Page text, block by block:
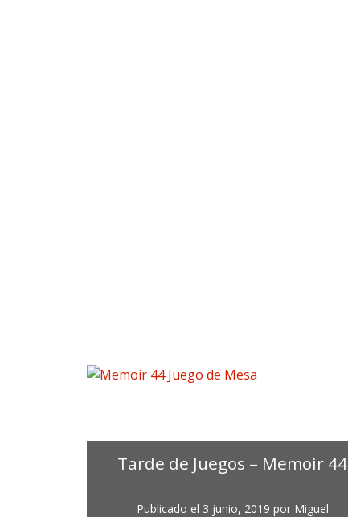
Tarde de Juegos – Memoir 44
Publicado el 3 junio, 2019 por Miguel